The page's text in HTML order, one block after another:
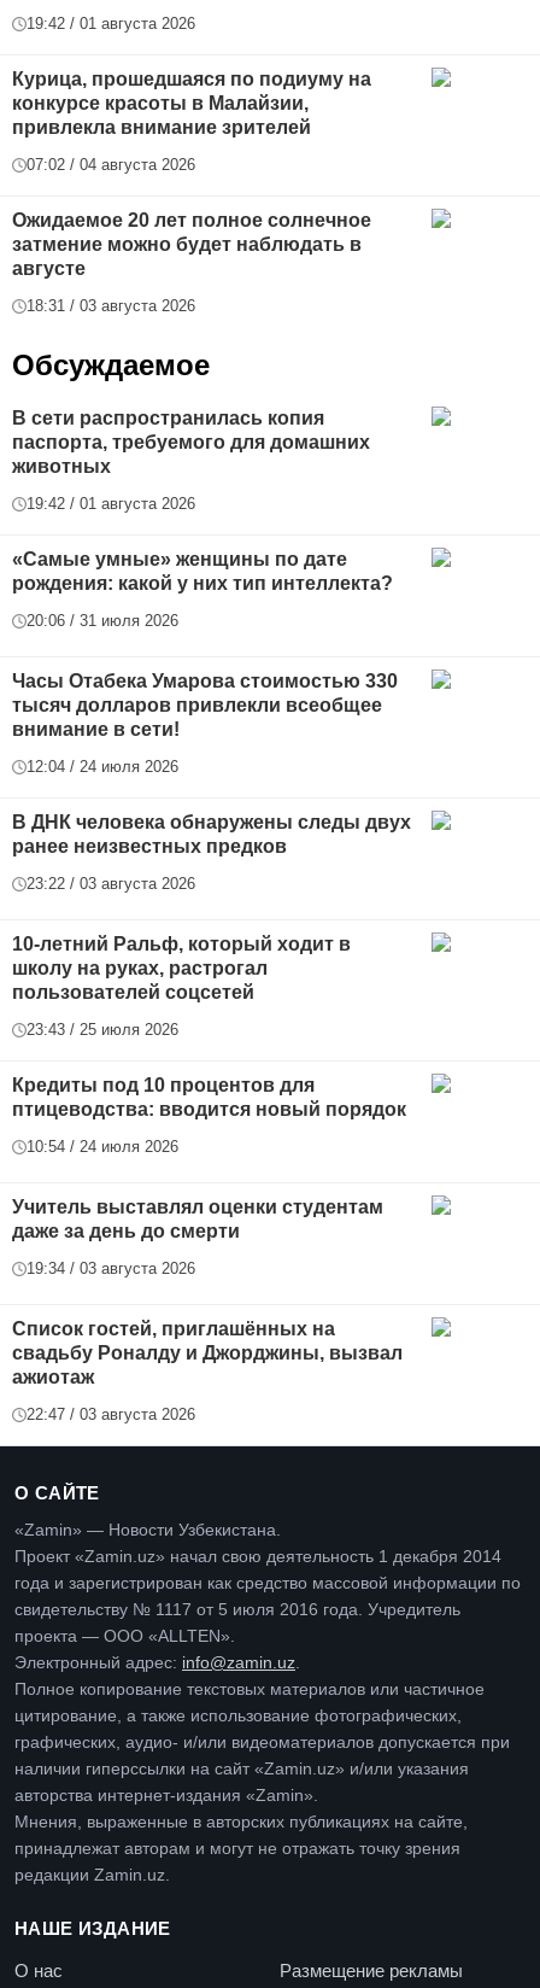
19:42 / 01 августа 2026
Курица, прошедшаяся по подиуму на
конкурсе красоты в Малайзии,
привлекла внимание зрителей
07:02 / 04 августа 2026
Ожидаемое 20 лет полное солнечное
затмение можно будет наблюдать в
августе
18:31 / 03 августа 2026
Обсуждаемое
В сети распространилась копия
паспорта, требуемого для домашних
животных
19:42 / 01 августа 2026
«Самые умные» женщины по дате
рождения: какой у них тип интеллекта?
20:06 / 31 июля 2026
Часы Отабека Умарова стоимостью 330
тысяч долларов привлекли всеобщее
внимание в сети!
12:04 / 24 июля 2026
В ДНК человека обнаружены следы двух
ранее неизвестных предков
23:22 / 03 августа 2026
10-летний Ральф, который ходит в
школу на руках, растрогал
пользователей соцсетей
23:43 / 25 июля 2026
Кредиты под 10 процентов для
птицеводства: вводится новый порядок
10:54 / 24 июля 2026
Учитель выставлял оценки студентам
даже за день до смерти
19:34 / 03 августа 2026
Список гостей, приглашённых на
свадьбу Роналду и Джорджины, вызвал
ажиотаж
22:47 / 03 августа 2026
О САЙТЕ
«Zamin» — Новости Узбекистана.
Проект «Zamin.uz» начал свою деятельность 1 декабря 2014
года и зарегистрирован как средство массовой информации по
свидетельству № 1117 от 5 июля 2016 года. Учредитель
проекта — ООО «ALLTEN».
Электронный адрес: info@zamin.uz.
Полное копирование текстовых материалов или частичное
цитирование, а также использование фотографических,
графических, аудио- и/или видеоматериалов допускается при
наличии гиперссылки на сайт «Zamin.uz» и/или указания
авторства интернет-издания «Zamin».
Мнения, выраженные в авторских публикациях на сайте,
принадлежат авторам и могут не отражать точку зрения
редакции Zamin.uz.
НАШЕ ИЗДАНИЕ
О нас Размещение рекламы